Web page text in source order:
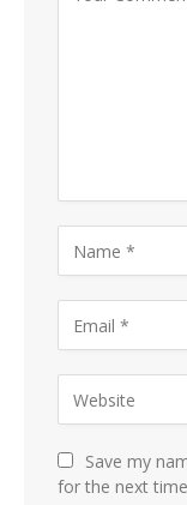
Save my
for the next